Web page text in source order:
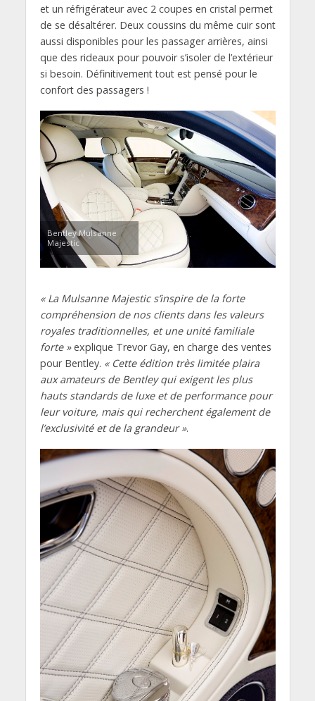
et un réfrigérateur avec 2 coupes en cristal permet
de se désaltérer. Deux coussins du même cuir sont
aussi disponibles pour les passager arrières, ainsi
que des rideaux pour pouvoir s’isoler de l’extérieur
si besoin. Définitivement tout est pensé pour le
confort des passagers !
Bentley Mulsanne
Majestic
« La Mulsanne Majestic s’inspire de la forte
compréhension de nos clients dans les valeurs
royales traditionnelles, et une unité familiale
forte »explique Trevor Gay, en charge des ventes
pour Bentley. « Cette édition très limitée plaira
aux amateurs de Bentley qui exigent les plus
hauts standards de luxe et de performance pour
leur voiture, mais qui recherchent également de
l’exclusivité et de la grandeur ».